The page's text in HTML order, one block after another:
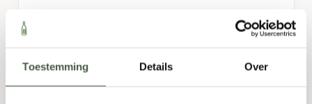
Toestemming Details Over
29,95